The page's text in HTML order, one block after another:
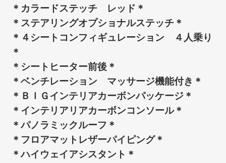
＊カラードステッチ レッド＊
＊ステアリングオプショナルステッチ＊
＊４シートコンフィギュレーション ４人乗り
＊
＊シートヒーター前後＊
＊ベンチレーション マッサージ機能付き＊
＊ＢＩＧインテリアカーボンパッケージ＊
＊インテリアリアカーボンコンソール＊
＊パノラミックルーフ＊
＊フロアマットレザーパイピング＊
＊ハイウェイアシスタント＊